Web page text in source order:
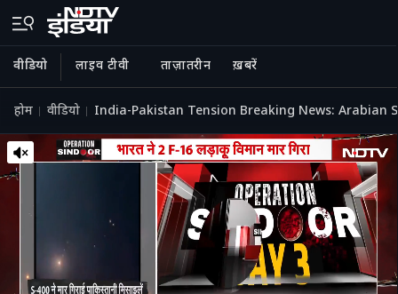
वीडियो लाइव टीवी ताज़ातरीन ख़बरें
होम वीडियो India-Pakistan Tension Breaking News: Arabian Sea